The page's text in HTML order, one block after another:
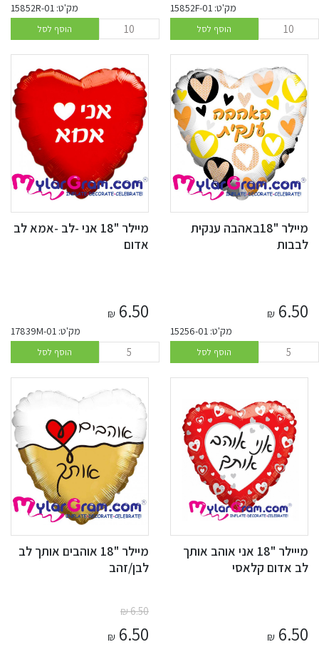
מק'ט: 15852F-01
הוסף לסל
מק'ט: 15852R-01
הוסף לסל
מיילר "18באהבה ענקית
לבבות
6.50
₪
מק'ט: 15256-01
הוסף לסל
מיילר "18 אני -לב -אמא לב
אדום
6.50
₪
מק'ט: 17839M-01
הוסף לסל
מייילר "18 אני אוהב אותך
לב אדום קלאסי
6.50
₪
מיילר "18 אוהבים אותך לב
לבן/זהב
6.50
₪
6.50
₪